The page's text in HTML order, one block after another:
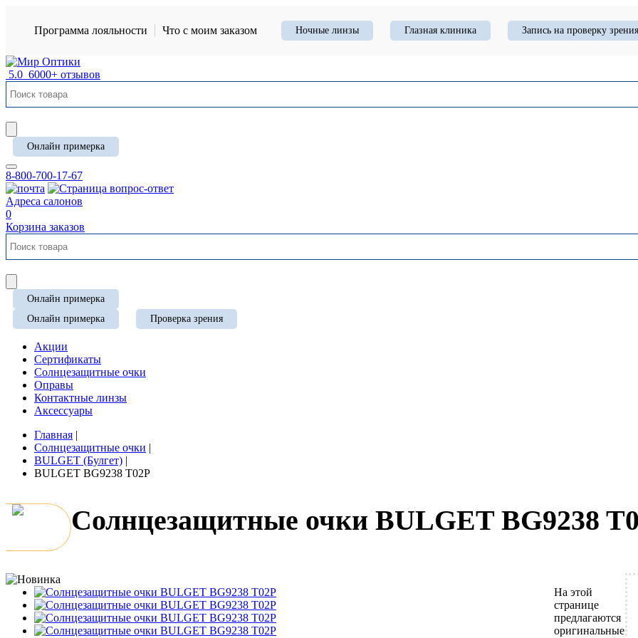
Программа лояльности Что с моим заказом Ночные линзы Глазная клиника Запись на проверку зрения
5.0 6000+ отзывов
Онлайн примерка
8-800-700-17-67
Адреса салонов
0
Корзина заказов
Онлайн примерка
Онлайн примерка
Проверка зрения
Акции
Сертификаты
Солнцезащитные очки
Оправы
Контактные линзы
Аксессуары
Главная |
Солнцезащитные очки |
BULGET (Булгет) |
BULGET BG9238 T02P
Солнцезащитные очки BULGET BG9238
На этой
странице
предлагаются
оригинальные